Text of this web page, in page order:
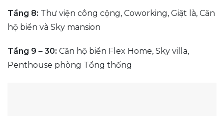
Tầng 8: Thư viện công cộng, Coworking, Giặt là, Căn
hộ biển và Sky mansion
Tầng 9 – 30: Căn hộ biển Flex Home, Sky villa,
Penthouse phòng Tổng thống